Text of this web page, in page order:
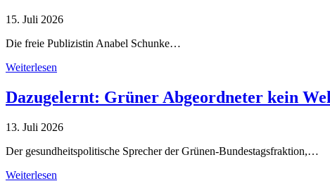
15. Juli 2026
Die freie Publizistin Anabel Schunke…
Weiterlesen
Dazugelernt: Grüner Abgeordneter kein
13. Juli 2026
Der gesundheitspolitische Sprecher der Grünen-Bundestagsfraktion,…
Weiterlesen